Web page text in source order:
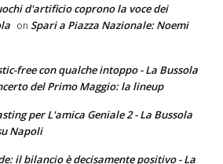
d'artificio coprono la voce dei
on Spari a Piazza Nazionale: Noemi
free con qualche intoppo - La Bussola
del Primo Maggio: la lineup
per L'amica Geniale 2 - La Bussola
Napoli
il bilancio è decisamente positivo - La